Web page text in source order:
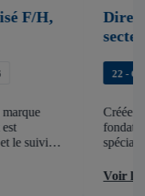
F/H,
le suivi
[…]
22 -
Créée
Voir